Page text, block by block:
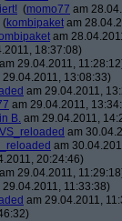
(momo77 am
(kombipaket am
am
18:37:08)
am 29.04.2011,
29.04.2011, 13:08:33)
am 29.04.2011,
am 29.04.2011,
B. am 29.04.2011,
am
am
20:24:46)
am 29.04.2011,
29.04.2011, 11:33:38)
am 29.04.2011,